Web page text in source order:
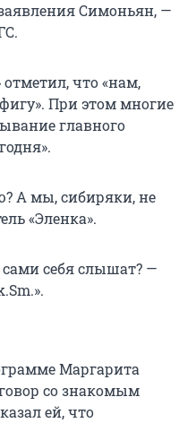
Симоньян, —
отметил, что «нам,
При этом многие
главного
А мы, сибиряки, не
«Эленка».
себя слышат? —
Маргарита
со знакомым
ей, что